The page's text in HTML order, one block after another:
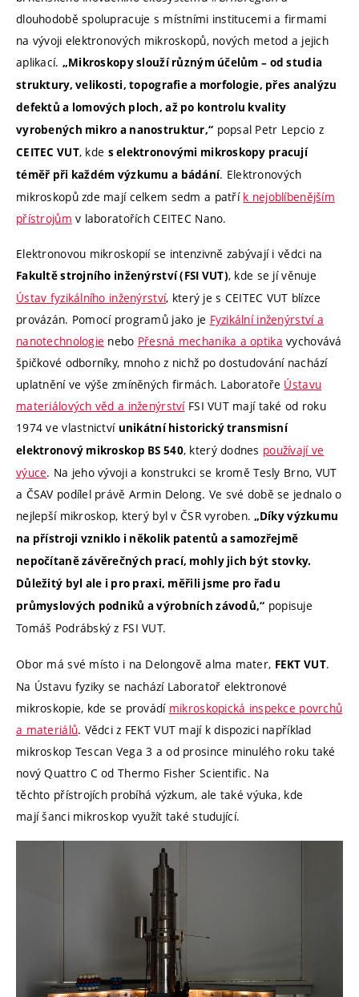
dlouhodobě spolupracuje s místními institucemi a firmami
na vývoji elektronových mikroskopů, nových metod a jejich
aplikací. „Mikroskopy slouží různým účelům – od studia
struktury, velikosti, topografie a morfologie, přes analýzu
defektů a lomových ploch, až po kontrolu kvality
vyrobených mikro a nanostruktur,“ popsal Petr Lepcio z
CEITEC VUT, kde s elektronovými mikroskopy pracují
téměř při každém výzkumu a bádání. Elektronových
mikroskopů zde mají celkem sedm a patří k nejoblíbenějším
přístrojům v laboratořích CEITEC Nano.
Elektronovou mikroskopií se intenzivně zabývají i vědci na
Fakultě strojního inženýrství (FSI VUT), kde se jí věnuje
Ústav fyzikálního inženýrství, který je s CEITEC VUT blízce
provázán. Pomocí programů jako je Fyzikální inženýrství a
nanotechnologie nebo Přesná mechanika a optika vychovává
špičkové odborníky, mnoho z nichž po dostudování nachází
uplatnění ve výše zmíněných firmách. Laboratoře Ústavu
materiálových věd a inženýrstvíFSI VUT mají také od roku
1974 ve vlastnictví unikátní historický transmisní
elektronový mikroskop BS 540, který dodnes používají ve
výuce. Na jeho vývoji a konstrukci se kromě Tesly Brno, VUT
a ČSAV podílel právě Armin Delong. Ve své době se jednalo o
nejlepší mikroskop, který byl v ČSR vyroben. „Díky výzkumu
na přístroji vzniklo i několik patentů a samozřejmě
nepočítaně závěrečných prací, mohly jich být stovky.
Důležitý byl ale i pro praxi, měřili jsme pro řadu
průmyslových podniků a výrobních závodů,“ popisuje
Tomáš Podrábský z FSI VUT.
Obor má své místo i na Delongově alma mater, FEKT VUT.
Na Ústavu fyziky se nachází Laboratoř elektronové
mikroskopie, kde se provádí mikroskopická inspekce povrchů
a materiálů. Vědci z FEKT VUT mají k dispozici například
mikroskop Tescan Vega 3 a od prosince minulého roku také
nový Quattro C od Thermo Fisher Scientific. Na
těchto přístrojích probíhá výzkum, ale také výuka, kde
mají šanci mikroskop využít také studující.